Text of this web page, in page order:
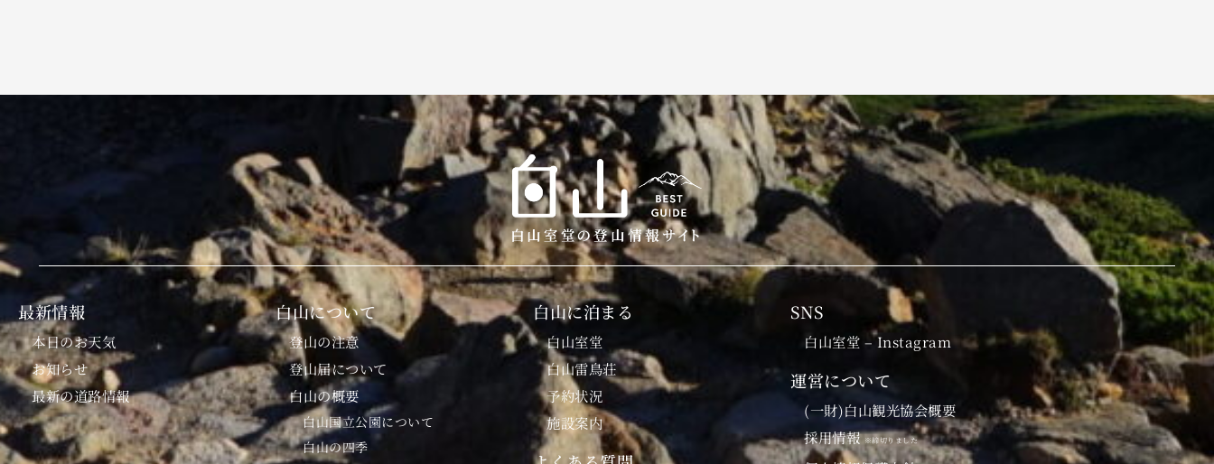
最新情報
本日のお天気
お知らせ
最新の道路情報
白山について
登山の注意
登山届について
白山の概要
白山国立公園について
白山の四季
白山に泊まる
白山室堂
白山雷鳥荘
予約状況
施設案内
SNS
白山室堂 – Instagram
運営について
(一財)白山観光協会概要
採用情報※締切りました